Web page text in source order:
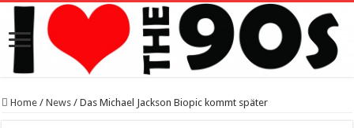
Home / News / Das Michael Jackson Biopic kommt später